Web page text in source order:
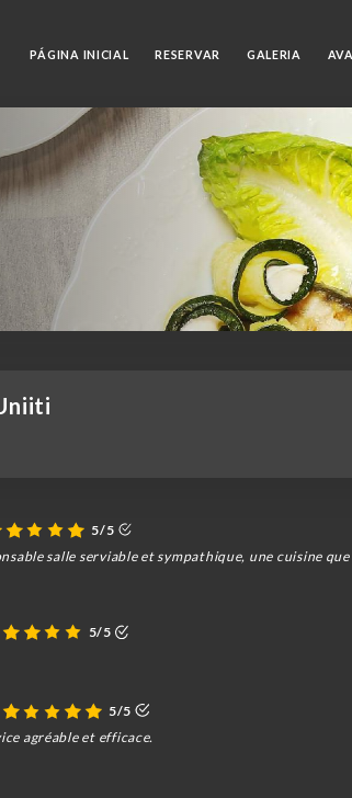
PÁGINA INICIAL RESERVAR GALERIA
5/5
salle serviable et sympathique, une cuisine
5/5
5/5
agréable et efficace.